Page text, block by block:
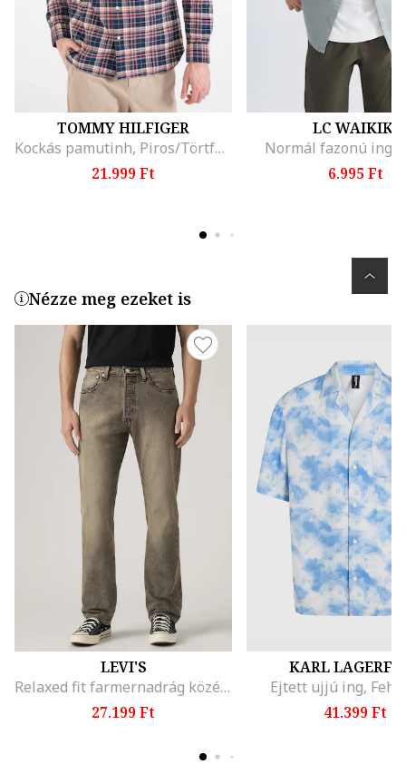
TOMMY HILFIGER
Kockás pamutinh, Piros/Törtfehér/Tengerészkék
21.999 Ft
LC WAIKIKI
Normál fazonú ing,
6.995 Ft
Nézze meg ezeket is
LEVI'S
Relaxed fit farmernadrág középmagas derékrésszel, Hamuszürke
27.199 Ft
KARL
Ejtett ujjú ing,
41.399 Ft